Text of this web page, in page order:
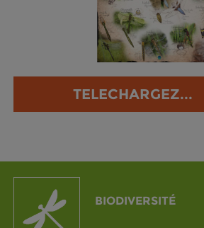
TELECHARGEZ...
BIODIVERSITÉ